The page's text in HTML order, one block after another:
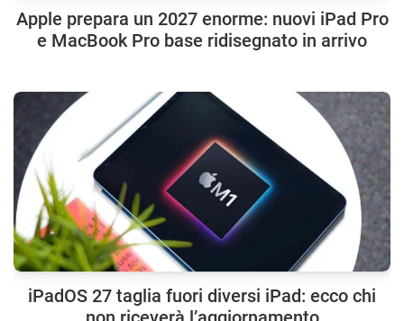
Apple prepara un 2027 enorme: nuovi iPad Pro
e MacBook Pro base ridisegnato in arrivo
iPadOS 27 taglia fuori diversi iPad: ecco chi